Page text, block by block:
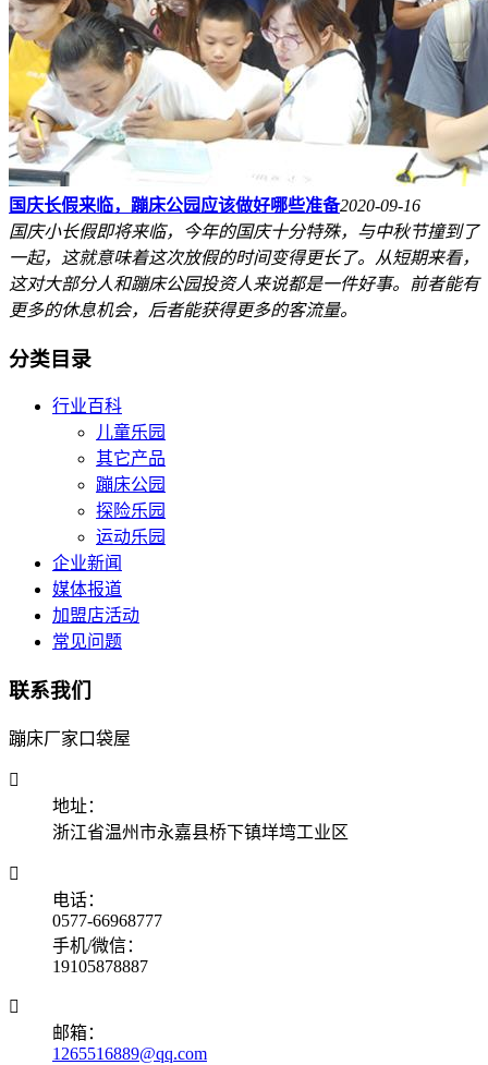
国庆长假来临，蹦床公园应该做好哪些准备2020-09-16
国庆小长假即将来临，今年的国庆十分特殊，与中秋节撞到了
一起，这就意味着这次放假的时间变得更长了。从短期来看，
这对大部分人和蹦床公园投资人来说都是一件好事。前者能有
更多的休息机会，后者能获得更多的客流量。
分类目录
行业百科
儿童乐园
其它产品
蹦床公园
探险乐园
运动乐园
企业新闻
媒体报道
加盟店活动
常见问题
联系我们
蹦床厂家口袋屋

地址：
浙江省温州市永嘉县桥下镇垟塆工业区

电话：
0577-66968777
手机/微信：
19105878887

邮箱：
1265516889@qq.com